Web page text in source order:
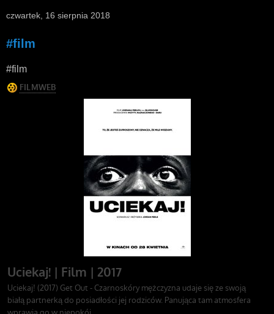
czwartek, 16 sierpnia 2018
#film
#film